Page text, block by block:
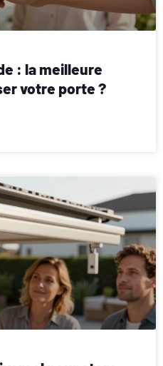
: la meilleure
votre porte ?